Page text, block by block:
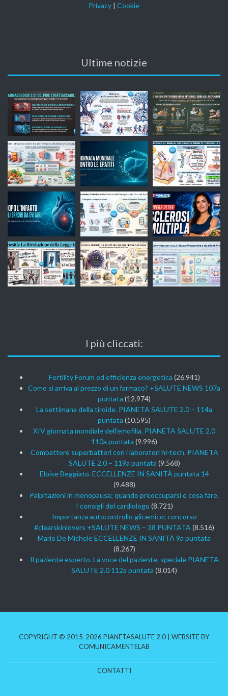
Privacy | Cookie
Ultime notizie
I più cliccati:
Fertility Forum ed efficienza energetica (26.941)
Come si arriva al prezzo di un farmaco? +SALUTE NEWS 107a
puntata (12.974)
La settimana della tiroide. PIANETA SALUTE 2.0 – 114a
puntata (10.595)
XIV giornata mondiale dell’emofilia. PIANETA SALUTE 2.0
110a puntata (9.996)
Combattere superbatteri con i laboratori hi-tech. PIANETA
SALUTE 2.0 – 119a puntata (9.568)
Eloise Beggiato. ECCELLENZE IN SANITÀ puntata 14
(9.488)
Palpitazioni in menopausa: quando preoccuparsi e cosa fare.
I consigli del cardiologo (8.721)
Importanza autocontrollo glicemico; concorso
#clearskinlovers +SALUTE NEWS – 38 PUNTATA(8.516)
Mario De Michele ECCELLENZE IN SANITÀ 9a puntata
(8.267)
Il paziente esperto. La voce del paziente, speciale PIANETA
SALUTE 2.0 112a puntata (8.014)
COPYRIGHT © 2015-2026 PIANETASALUTE 2.0 | WEBSITE BY
COMUNICAMENTELAB
CONTATTI